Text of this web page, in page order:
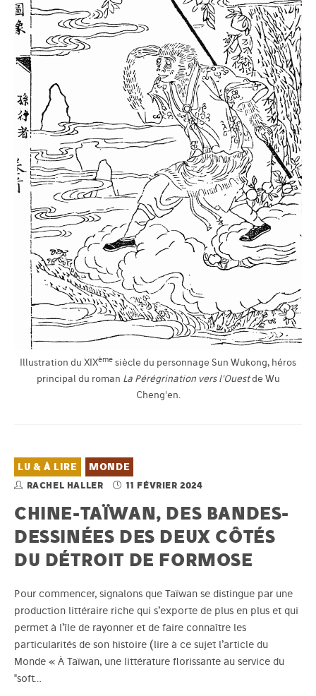
Illustration du XIXème siècle du personnage Sun Wukong, héros
principal du roman La Pérégrination vers l'Ouestde Wu
Cheng'en.
LU & À LIRE MONDE
RACHEL HALLER 11 FÉVRIER 2024
CHINE-TAÏWAN, DES BANDES-
DESSINÉES DES DEUX CÔTÉS
DU DÉTROIT DE FORMOSE
Pour commencer, signalons que Taïwan se distingue par une
production littéraire riche qui s’exporte de plus en plus et qui
permet à l’île de rayonner et de faire connaître les
particularités de son histoire (lire à ce sujet l’article du
Monde « À Taïwan, une littérature florissante au service du
"soft…